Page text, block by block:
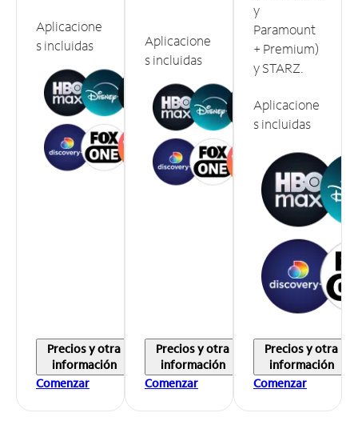
Aplicacione
s incluidas
Precios y otra
información
Comenzar
Aplicacione
s incluidas
Precios y otra
información
Comenzar
y
Paramount
+ Premium)
y STARZ.
Aplicacione
s incluidas
Precios y otra
información
Comenzar